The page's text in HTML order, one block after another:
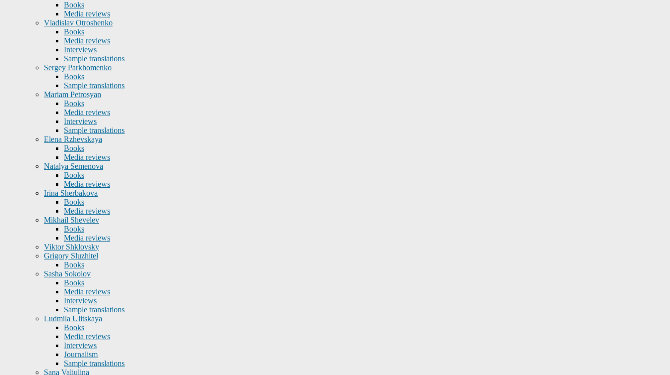
Books
Media reviews
Vladislav Otroshenko
Books
Media reviews
Interviews
Sample translations
Sergey Parkhomenko
Books
Sample translations
Mariam Petrosyan
Books
Media reviews
Interviews
Sample translations
Elena Rzhevskaya
Books
Media reviews
Natalya Semenova
Books
Media reviews
Irina Sherbakova
Books
Media reviews
Mikhail Shevelev
Books
Media reviews
Viktor Shklovsky
Grigory Sluzhitel
Books
Sasha Sokolov
Books
Media reviews
Interviews
Sample translations
Ludmila Ulitskaya
Books
Media reviews
Interviews
Journalism
Sample translations
Sana Valiulina